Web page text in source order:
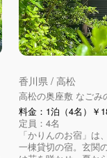
香川県 / 高松
高松の奥座敷 なごみ
料金：1泊（4名）￥
定員：4名
「かりんのお宿」は
一棟貸切の宿。玄関